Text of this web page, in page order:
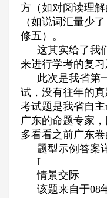
方（如对阅读理
（如说词汇量少
修五）。
这其实给了我
来进行学考的复习
此次是我省第
试，没有往年的
考试题是我省自
广东的命题专家
多看看之前广东卷
题型示例答案
I
情景交际
该题来自于08